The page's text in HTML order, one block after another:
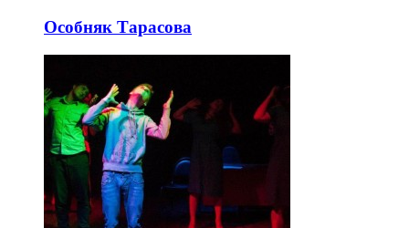
Особняк Тарасова